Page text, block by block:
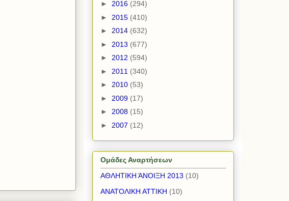
► 2016 (294)
► 2015 (410)
► 2014 (632)
► 2013 (677)
► 2012 (594)
► 2011 (340)
► 2010 (53)
► 2009 (17)
► 2008 (15)
► 2007 (12)
Ομάδες Αναρτήσεων
ΑΘΛΗΤΙΚΗ ΆΝΟΙΞΗ 2013 (10)
ΑΝΑΤΟΛΙΚΗ ΑΤΤΙΚΗ (10)